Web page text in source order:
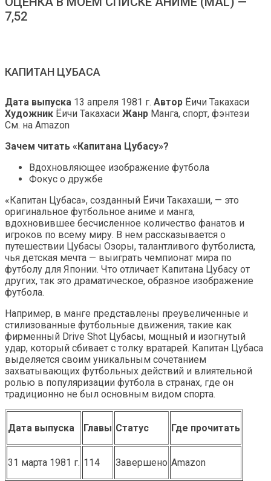
7,52
КАПИТАН ЦУБАСА
Дата выпуска 13 апреля 1981 г. Автор Ёичи Такахаси
Художник Ёичи Такахаси Жанр Манга, спорт, фэнтези
См. на Amazon
Зачем читать «Капитана Цубасу»?
Вдохновляющее изображение футбола
Фокус о дружбе
«Капитан Цубаса», созданный Ёичи Такахаши, — это
оригинальное футбольное аниме и манга,
вдохновившее бесчисленное количество фанатов и
игроков по всему миру. В нем рассказывается о
путешествии Цубасы Озоры, талантливого футболиста,
чья детская мечта — выиграть чемпионат мира по
футболу для Японии. Что отличает Капитана Цубасу от
других, так это драматическое, образное изображение
футбола.
Например, в манге представлены преувеличенные и
стилизованные футбольные движения, такие как
фирменный Drive Shot Цубасы, мощный и изогнутый
удар, который сбивает с толку вратарей. Капитан Цубаса
выделяется своим уникальным сочетанием
захватывающих футбольных действий и влиятельной
ролью в популяризации футбола в странах, где он
традиционно не был основным видом спорта.
Дата выпуска Главы Статус Где прочитать
31 марта 1981 г. 114 Завершено Amazon